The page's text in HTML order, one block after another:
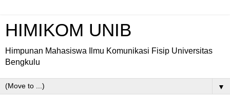
HIMIKOM UNIB
Himpunan Mahasiswa Ilmu Komunikasi Fisip Universitas
Bengkulu
▼